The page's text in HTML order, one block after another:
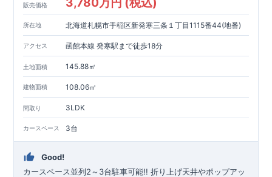
販売価格
所在地 北海道札幌市手稲区新発寒三条１丁目1115番44(地番)
アクセス 函館本線 発寒駅まで徒歩18分
土地面積 145.88㎡
建物面積 108.06㎡
間取り 3LDK
カースペース 3台
Good!
カースペース並列2～3台駐車可能!! ​折り上げ天井やポップアッ